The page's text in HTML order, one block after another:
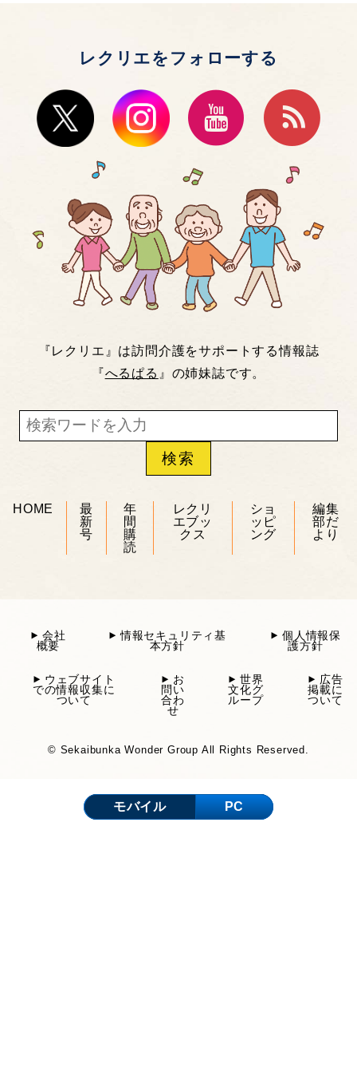
レクリエをフォローする
『レクリエ』は訪問介護をサポートする情報誌
『へるぱる 』の姉妹誌です。
HOME
最
新
号
年
間
購
読
レクリ
エブッ
クス
ショ
ッピ
ング
編集
部だ
より
会社
概要
情報セキュリティ基
本方針
個人情報保
護方針
ウェブサイト
での情報収集に
ついて
お
問い
合わ
せ
世界
文化グ
ループ
広告
掲載に
ついて
© Sekaibunka Wonder Group All Rights Reserved.
モバイル PC